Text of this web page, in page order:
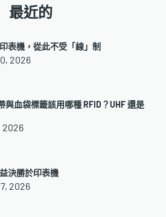
最近的
表機，從此不受「線」制
2026
與血袋標籤該用哪種 RFID？UHF 還是
2026
決勝於印表機
2026